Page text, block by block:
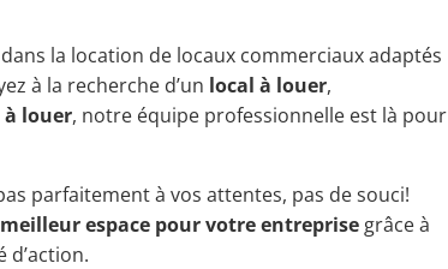
la location de locaux commerciaux adaptés
à la recherche d’un local à louer,
louer, notre équipe professionnelle est là pour
parfaitement à vos attentes, pas de souci!
espace pour votre entreprise grâce à